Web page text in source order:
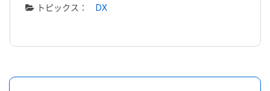
トピックス： DX